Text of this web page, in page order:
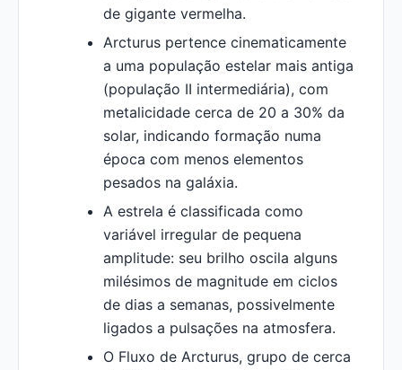
de gigante vermelha.
Arcturus pertence cinematicamente
a uma população estelar mais antiga
(população II intermediária), com
metalicidade cerca de 20 a 30% da
solar, indicando formação numa
época com menos elementos
pesados na galáxia.
A estrela é classificada como
variável irregular de pequena
amplitude: seu brilho oscila alguns
milésimos de magnitude em ciclos
de dias a semanas, possivelmente
ligados a pulsações na atmosfera.
O Fluxo de Arcturus, grupo de cerca